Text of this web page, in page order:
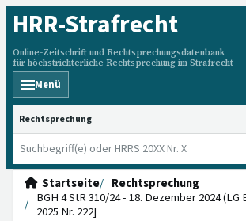
HRR-Strafrecht
Online-Zeitschrift und Rechtsprechungsdatenbank
für höchstrichterliche Rechtsprechung im Strafrecht
Menü
HRRS durchsuchen
Startseite
Rechtsprechung
BGH 4 StR 310/24 - 18. Dezember 2024 (LG
2025 Nr. 222]